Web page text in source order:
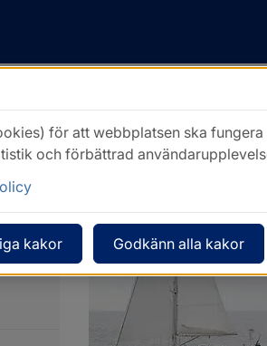
för
Kommunfakta
Undersidor
för
Kommunens
organisation
Revisorer och
för att webbplatsen ska
och förbättrad
kakor Godkänn alla kakor